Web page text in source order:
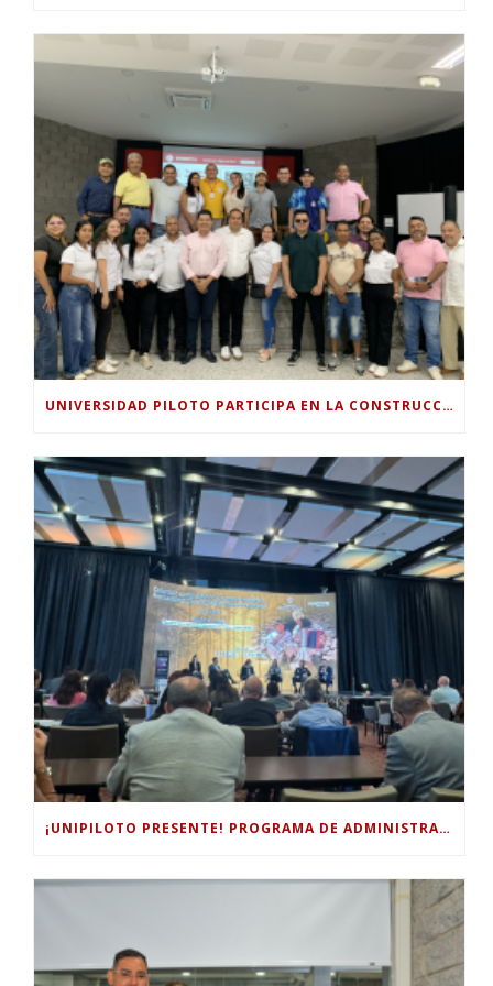
UNIVERSIDAD PILOTO PARTICIPA EN LA CONSTRUCCIÓN DEL PLAN SECTORIAL DE TURISMO 2026-2030
¡UNIPILOTO PRESENTE! PROGRAMA DE ADMINISTRACIÓN TURÍSTICA Y HOTELERA PARTICIPÓ EN EL FORO INTERNACIONAL DE TURISMO “COLOMBIA, UN MUNDO MÁGICO POR EXPLORAR”